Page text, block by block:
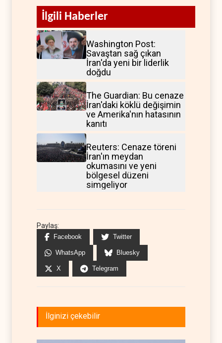
İlgili Haberler
Washington Post:
Savaştan sağ çıkan
İran'da yeni bir liderlik
doğdu
The Guardian: Bu cenaze
İran'daki köklü değişimin
ve Amerika'nın hatasının
kanıtı
Reuters: Cenaze töreni
İran'ın meydan
okumasını ve yeni
bölgesel düzeni
simgeliyor
Paylaş:
Facebook Twitter
WhatsApp Bluesky
X Telegram
İlginizi çekebilir